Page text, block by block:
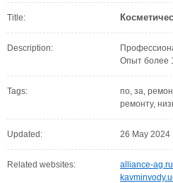
Title:
Description:
Опыт более
Tags:
по, за,
ремонту,
Updated: 26 May 2024
Related websites: alliance-ag.ru